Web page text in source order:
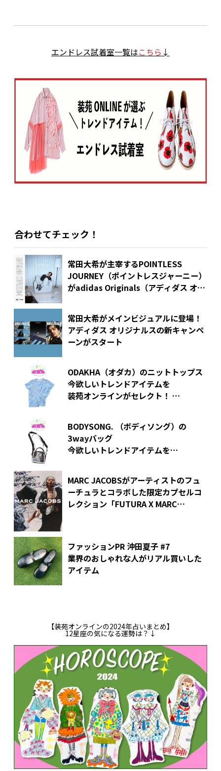
エンドレス試着室一覧はこちら ↓
合わせてチェック！
常田大希が主宰するPOINTLESS
JOURNEY（ポイントレスジャーニー）
がadidas Originals（アディダス オリ
常田大希がメインビジュアルに登場！
アディダス オリジナルスの新キャンペ
ーンがスタート
ODAKHA（オダカ）のニットトップス
今欲しいトレンドアイテムを
装苑オンラインがセレクト！
BODYSONG. （ボディソング）の
3wayバッグ
今欲しいトレンドアイテムを
MARC JACOBSがアーティストのフュ
ーチュラとコラボした限定カプセルコ
レクション「FUTURA X MARC
ファッションPR 沖田夏子 #7
業界のおしゃれな人がリアル買いした
アイテム
【装苑オンラインの2024年占いまとめ】
12星座の気になる運勢は？↓